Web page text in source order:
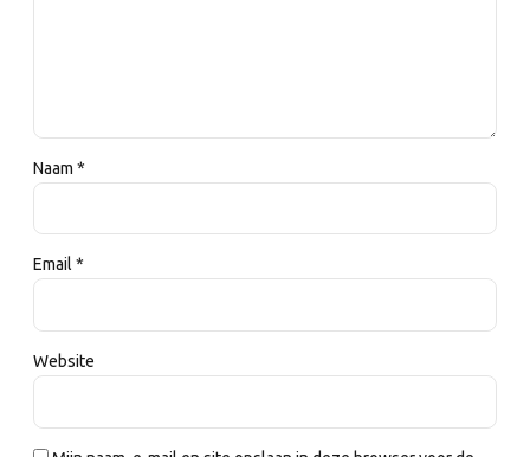
Naam *
Email *
Website